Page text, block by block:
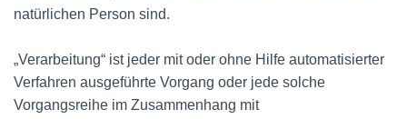
natürlichen Person sind.
„Verarbeitung“ ist jeder mit oder ohne Hilfe automatisierter
Verfahren ausgeführte Vorgang oder jede solche
Vorgangsreihe im Zusammenhang mit